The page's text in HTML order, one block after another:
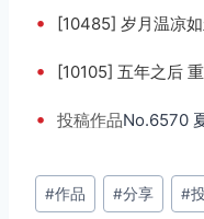
• [10485] 岁月温凉
• [10105] 五年之后
• 投稿作品No.6570
文
章
#作品 #分享 #